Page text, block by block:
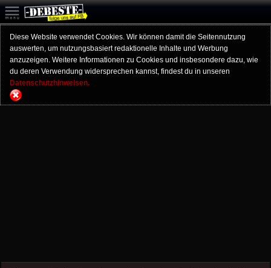
Diese Website verwendet Cookies. Wir können damit die Seitennutzung
auswerten, um nutzungsbasiert redaktionelle Inhalte und Werbung
anzuzeigen. Weitere Informationen zu Cookies und insbesondere dazu, wie
du deren Verwendung widersprechen kannst, findest du in unseren
Datenschutzhinweisen.